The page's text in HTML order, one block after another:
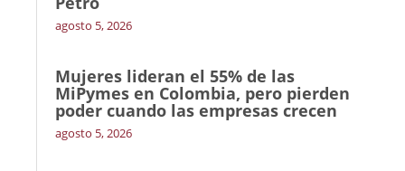
agosto 5, 2026
Mujeres lideran el 55% de las
MiPymes en Colombia, pero pierden
poder cuando las empresas crecen
agosto 5, 2026